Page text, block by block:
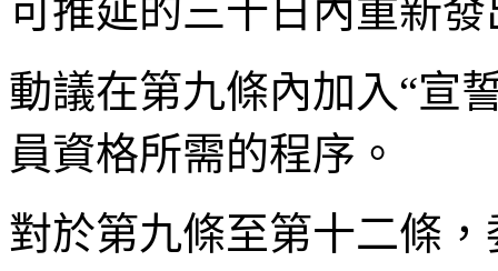
可推延的三十日內重新
動議在第九條內加入“宣
員資格所需的程序。
對於第九條至第十二條